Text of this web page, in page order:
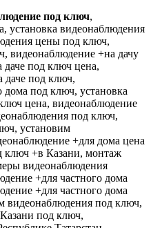
под ключ,
установка видеонаблюдения
цены под ключ,
видеонаблюдение +на дачу
под ключ цена,
даче под ключ,
дома под ключ, установка
цена, видеонаблюдение
под ключ,
установим
+для дома цена
ключ +в Казани, монтаж
видеонаблюдения
+для частного дома
+для частного дома
видеонаблюдения под ключ,
под ключ,